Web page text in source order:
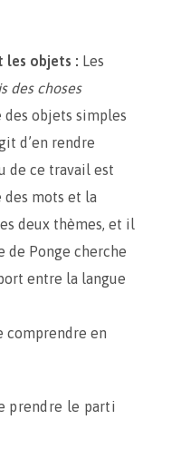
les objets : Les
des choses
des objets simples
d’en rendre
de ce travail est
des mots et la
deux thèmes, et il
de Ponge cherche
entre la langue
comprendre en
prendre le parti